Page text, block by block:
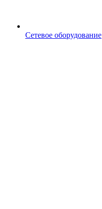
Сетевое оборудование